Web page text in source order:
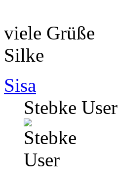
viele Grüße
Silke
Sisa
Stebke User